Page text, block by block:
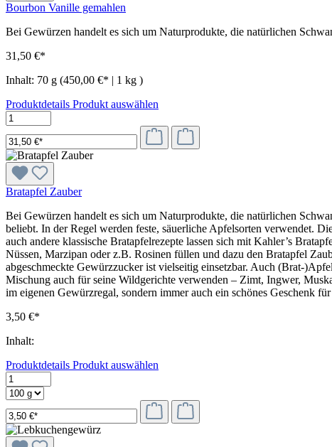
Bourbon Vanille gemahlen
Bei Gewürzen handelt es sich um Naturprodukte, die natürlichen
31,50 €*
Inhalt: 70 g (450,00 €* | 1 kg )
Produktdetails Produkt auswählen
Bratapfel Zauber
Bei Gewürzen handelt es sich um Naturprodukte, die natürlichen
beliebt. In der Regel werden feste, säuerliche Apfelsorten verwendet.
auch andere klassische Bratapfelrezepte lassen sich mit Kahler’s
Nüssen, Marzipan oder z.B. Rosinen füllen und dazu den Bratapfel
abgeschmeckte Gewürzzucker ist vielseitig einsetzbar. Auch (Brat-
Mischung auch für seine Wildgerichte verwenden – Zimt, Ingwer,
im eigenen Gewürzregal, sondern immer auch ein schönes Geschenk
3,50 €*
Inhalt:
Produktdetails Produkt auswählen